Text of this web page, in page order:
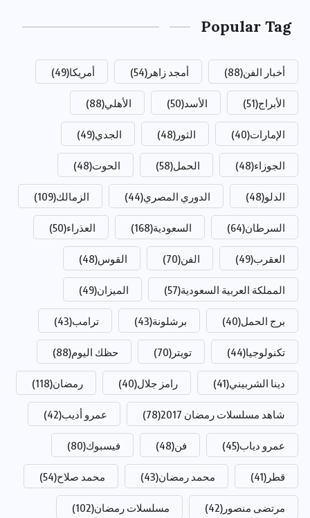
Popular Tag
أخبار الفن(88) أمجد زاهر (54) أمريكا(49)
الأبراج(51) الأسد(50) الأهلي(88)
الإمارات(40) الثور (48) الجدي(49)
الجوزاء(48) الحمل(58) الحوت(48)
الدلو(48) الدوري المصري(44) الزمالك(109)
السرطان(64) السعودية(168) العذراء(50)
العقرب(49) الفن(70) القوس(48)
المملكة العربية السعودية(57) الميزان(49)
برج الحمل(40) برشلونة(43) ترامب(43)
تكنولوجيا(44) تويتر (70) حظك اليوم(88)
دينا الشربيني(41) رامز جلال(40) رمضان(118)
شاهد مسلسلات رمضان 2017 (78) عمرو أديب(42)
عمرو دياب(45) فن(48) فيسبوك(80)
قطر (41) محمد رمضان(43) محمد صلاح(54)
مرتضى منصور (42) مسلسلات رمضان(102)